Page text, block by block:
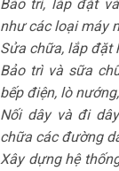
Bảo trì, lắp đặt
như các loại máy
Sửa chữa, lắp đặt
Bảo trì và sữa
bếp điện, lò
Nối dây và đi
chữa các đường
Xây dựng hệ